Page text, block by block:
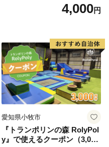
4,000円
愛知県小牧市
『トランポリンの森 RolyPol
y』で使えるクーポン（3,000